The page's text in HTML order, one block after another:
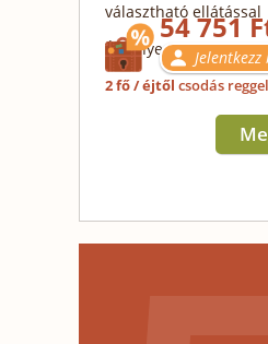
választható ellátással
Érvényes: 03.25-29.
54 751
2 fő / éjtől csodás